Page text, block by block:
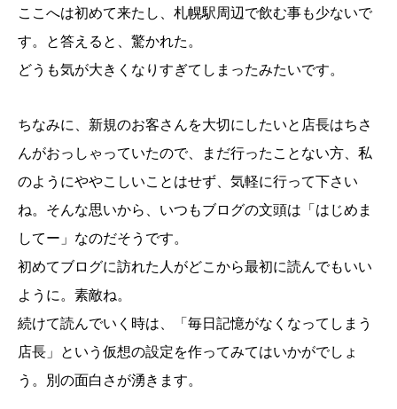
ここへは初めて来たし、札幌駅周辺で飲む事も少ないで
す。と答えると、驚かれた。
どうも気が大きくなりすぎてしまったみたいです。
ちなみに、新規のお客さんを大切にしたいと店長はちさ
んがおっしゃっていたので、まだ行ったことない方、私
のようにややこしいことはせず、気軽に行って下さい
ね。そんな思いから、いつもブログの文頭は「はじめま
してー」なのだそうです。
初めてブログに訪れた人がどこから最初に読んでもいい
ように。素敵ね。
続けて読んでいく時は、「毎日記憶がなくなってしまう
店長」という仮想の設定を作ってみてはいかがでしょ
う。別の面白さが湧きます。